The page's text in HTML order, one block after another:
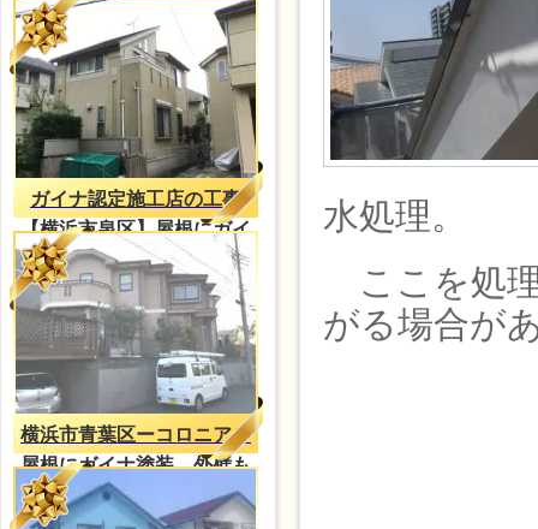
イナ塗装
ガイナ認定施工店の工事
【横浜市泉区】屋根にガイ
ナ塗装
横浜市青葉区ーコロニアル
屋根にガイナ塗装、外壁も
防水塗装
水処理。
ここを処
がる場合が